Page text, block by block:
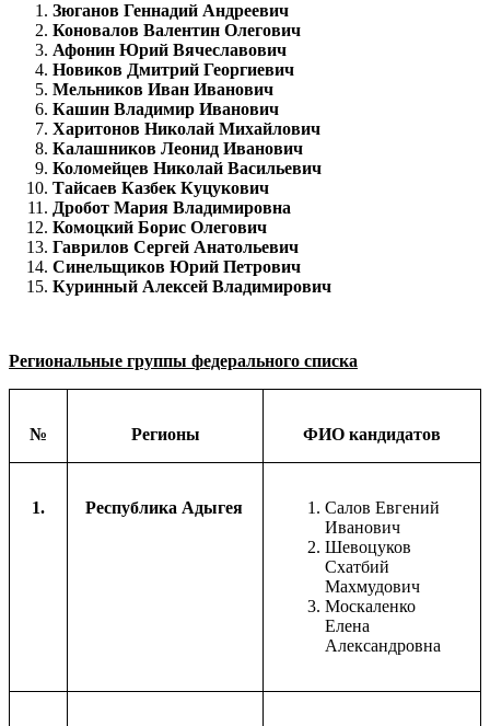
Зюганов Геннадий Андреевич
Коновалов Валентин Олегович
Афонин Юрий Вячеславович
Новиков Дмитрий Георгиевич
Мельников Иван Иванович
Кашин Владимир Иванович
Харитонов Николай Михайлович
Калашников Леонид Иванович
Коломейцев Николай Васильевич
Тайсаев Казбек Куцукович
Дробот Мария Владимировна
Комоцкий Борис Олегович
Гаврилов Сергей Анатольевич
Синельщиков Юрий Петрович
Куринный Алексей Владимирович
Региональные группы федерального списка
№ Регионы ФИО кандидатов
1. Республика Адыгея
Салов Евгений
Иванович
Шевоцуков
Схатбий
Махмудович
Москаленко
Елена
Александровна